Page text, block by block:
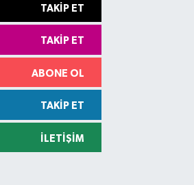
TAKIP ET
TAKIP ET
ABONE OL
TAKIP ET
İLETIŞIM